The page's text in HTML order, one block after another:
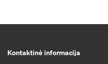
Kontaktinė informacija